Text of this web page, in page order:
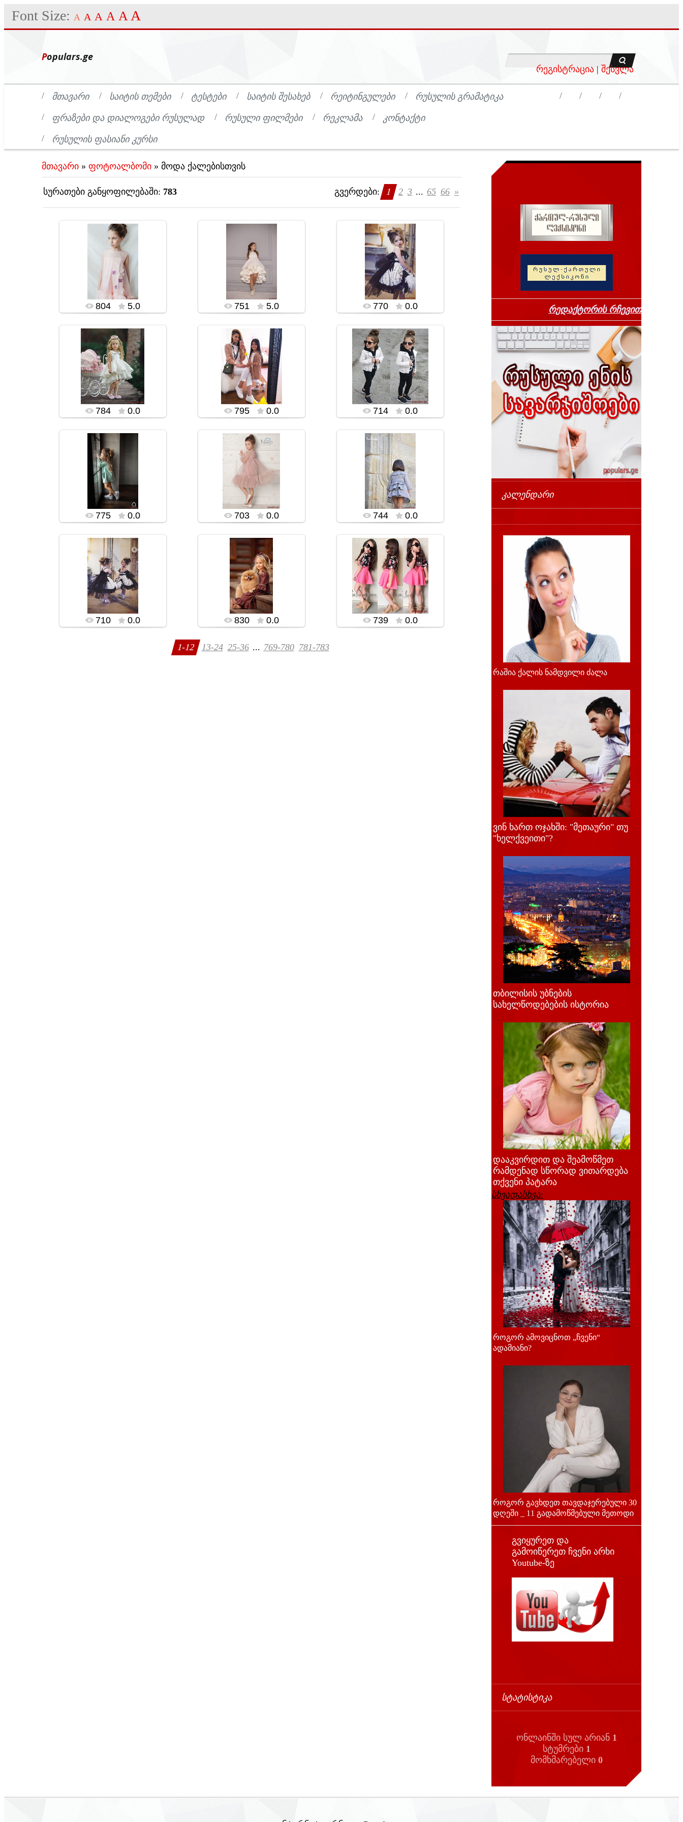
Font Size: A A A A A A
Populars.ge
რეგისტრაცია | შესვლა
ᲛᲗᲐᲕᲐᲠᲘ ᲡᲐᲘᲢᲘᲡ ᲗᲔᲛᲔᲑᲘ ᲢᲔᲡᲢᲔᲑᲘ ᲡᲐᲘᲢᲘᲡ ᲨᲔᲡᲐᲮᲔᲑ ᲠᲔᲘᲢᲘᲜᲒᲣᲚᲔᲑᲘ ᲠᲣᲡᲣᲚᲘᲡ ᲒᲠᲐᲛᲐᲢᲘᲙᲐ
ᲤᲠᲐᲖᲔᲑᲘ ᲓᲐ ᲓᲘᲐᲚᲝᲒᲔᲑᲘ ᲠᲣᲡᲣᲚᲐᲓ ᲠᲣᲡᲣᲚᲘ ᲤᲘᲚᲛᲔᲑᲘ ᲠᲔᲙᲚᲐᲛᲐ ᲙᲝᲜᲢᲐᲥᲢᲘ
ᲠᲣᲡᲣᲚᲘᲡ ᲤᲐᲡᲘᲐᲜᲘ ᲙᲣᲠᲡᲘ
მთავარი » ფოტოალბომი » მოდა ქალებისთვის
სურათები განყოფილებაში: 783 გვერდები: 1 2 3 ... 65 66 »
13.11.2019
rialidi555
804 5.0
13.11.2019
rialidi555
751 5.0
13.11.2019
rialidi555
770 0.0
13.11.2019
rialidi555
784 0.0
13.11.2019
rialidi555
795 0.0
13.11.2019
rialidi555
714 0.0
13.11.2019
rialidi555
775 0.0
13.11.2019
rialidi555
703 0.0
13.11.2019
rialidi555
744 0.0
13.11.2019
rialidi555
710 0.0
13.11.2019
rialidi555
830 0.0
13.11.2019
rialidi555
739 0.0
1-12 13-24 25-36 ... 769-780 781-783
რედაქტორის რჩევით
ᲙᲐᲚᲔᲜᲓᲐᲠᲘ
რაშია ქალის ნამდვილი ძალა
ვინ ხართ ოჯახში: "მეთაური" თუ
"ხელქვეითი"?
თბილისის უბნების
სახელწოდებების ისტორია
დააკვირდით და შეამოწმეთ
რამდენად სწორად ვითარდება
თქვენი პატარა
სხვადასხვა:
როგორ ამოვიცნოთ „ჩვენი“
ადამიანი?
როგორ გავხდეთ თავდაჯერებული 30
დღეში _ 11 გადამოწმებული მეთოდი
გვიყურეთ და
გამოიწერეთ ჩვენი არხი
Youtube-ზე
ᲡᲢᲐᲢᲘᲡᲢᲘᲙᲐ
ონლაინში სულ არიან 1
სტუმრები 1
მომხმარებელი 0